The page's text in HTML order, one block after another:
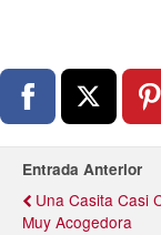
Entrada Anterior
Una Casita Casi
Muy Acogedora